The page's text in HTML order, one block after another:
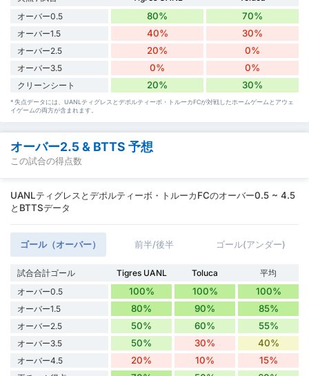
オーバー0.5
80% 70%
オーバー1.5 40% 30%
オーバー2.5 20% 0%
オーバー3.5 0% 0%
クリーンシート 20% 30%
* 失点データには、UANLティグレスとデポルティーボ・トルーカFCが対戦したホームゲームとアウェ
イゲームの両方が含まれます。
オーバー2.5 & BTTS 予想
この試合の得点数
UANLティグレスとデポルティーボ・トルーカFCのオーバー0.5 ~ 4.5
とBTTSデータ
ゴール（オーバー） 前半/後半 ゴール(アンダー)
試合合計ゴール Tigres UANL Toluca
平均
オーバー0.5
100% 100% 100%
オーバー1.5 80% 90% 85%
オーバー2.5 50% 60% 55%
オーバー3.5 50% 30% 40%
オーバー4.5 20% 10% 15%